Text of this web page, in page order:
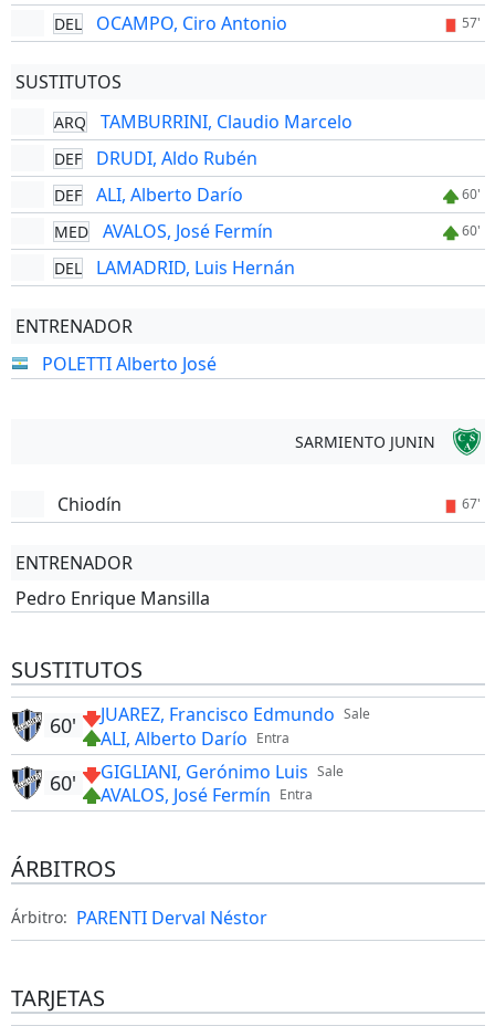
DEL OCAMPO, Ciro Antonio 57'
SUSTITUTOS
ARQ TAMBURRINI, Claudio Marcelo
DEF DRUDI, Aldo Rubén
DEF ALI, Alberto Darío 60'
MED AVALOS, José Fermín 60'
DEL LAMADRID, Luis Hernán
ENTRENADOR
POLETTI Alberto José
SARMIENTO JUNIN
Chiodín 67'
ENTRENADOR
Pedro Enrique Mansilla
SUSTITUTOS
Sale
JUAREZ, Francisco Edmundo
Entra
ALI, Alberto Darío
60'
Sale
GIGLIANI, Gerónimo Luis
Entra
AVALOS, José Fermín
60'
ÁRBITROS
Árbitro: PARENTI Derval Néstor
TARJETAS